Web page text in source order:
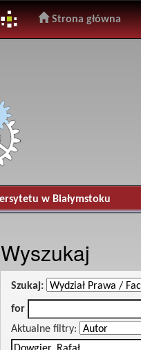
Strona główna
w Białymstoku
Wyszukaj
Szukaj:
for
Aktualne filtry: